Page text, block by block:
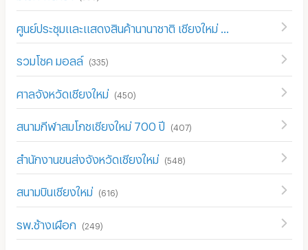
รวมโชค มอลล์ (335)
ศาลจังหวัดเชียงใหม่ (450)
สนามกีฬาสมโภชเชียงใหม่ 700 ปี (407)
สำนักงานขนส่งจังหวัดเชียงใหม่ (548)
สนามบินเชียงใหม่ (616)
รพ.ช้างเผือก (249)